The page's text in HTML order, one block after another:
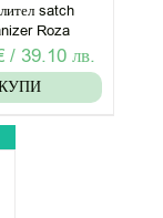
satch
Roza
/ 39.10лв.